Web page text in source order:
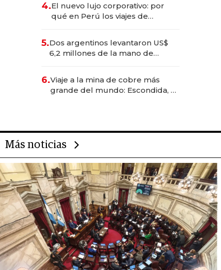
4.El nuevo lujo corporativo: por
qué en Perú los viajes de
para convertirse en experiencias
transformadoras
5.Dos argentinos levantaron US$
6,2 millones de la mano de
6.Viaje a la mina de cobre más
grande del mundo: Escondida, el
Más noticias